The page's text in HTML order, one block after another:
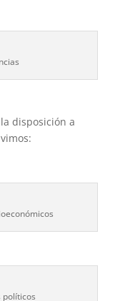
disposición a
políticos